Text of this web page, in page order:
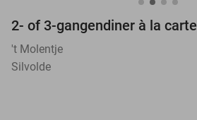
2- of 3-gangendiner à la carte
't Molentje
Silvolde